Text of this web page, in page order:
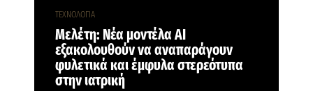
ΤΕΧΝΟΛΟΓΙΑ
Μελέτη: Νέα μοντέλα ΑΙ
εξακολουθούν να αναπαράγουν
φυλετικά και έμφυλα στερεότυπα
στην ιατρική